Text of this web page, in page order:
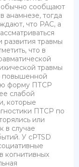
обычно сообщают
анамнезе, тогда
что РАС, а
развития травмы
что в
травмы
повышенной
форму ПТСР
слабой
которые
ПТСР по
или
в случае
У cPTSD
когнитивных